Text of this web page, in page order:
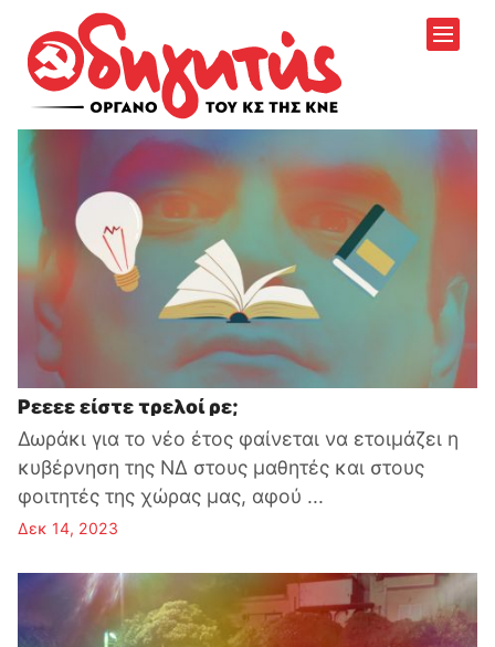
Ρεεεε είστε τρελοί ρε;
Δωράκι για το νέο έτος φαίνεται να ετοιμάζει η
κυβέρνηση της ΝΔ στους μαθητές και στους
φοιτητές της χώρας μας, αφού ...
Δεκ 14, 2023